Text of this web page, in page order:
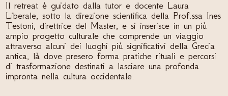
Il retreat è guidato dalla tutor e docente Laura
Liberale, sotto la direzione scientifica della Prof.ssa Ines
Testoni, direttrice del Master, e si inserisce in un più
ampio progetto culturale che comprende un viaggio
attraverso alcuni dei luoghi più significativi della Grecia
antica, là dove presero forma pratiche rituali e percorsi
di trasformazione destinati a lasciare una profonda
impronta nella cultura occidentale.